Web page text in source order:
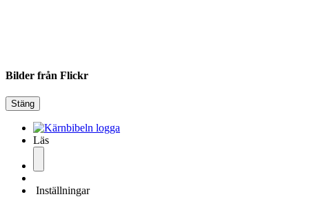
Bilder från Flickr
Stäng
Läs
Inställningar